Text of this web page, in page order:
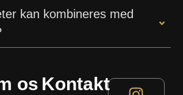
kan kombineres med
os Kontakt